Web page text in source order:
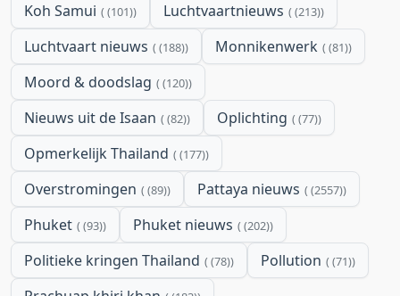
Koh Samui (101) Luchtvaartnieuws (213)
Luchtvaart nieuws (188) Monnikenwerk (81)
Moord & doodslag (120)
Nieuws uit de Isaan (82) Oplichting (77)
Opmerkelijk Thailand (177)
Overstromingen (89) Pattaya nieuws (2557)
Phuket (93) Phuket nieuws (202)
Politieke kringen Thailand (78) Pollution (71)